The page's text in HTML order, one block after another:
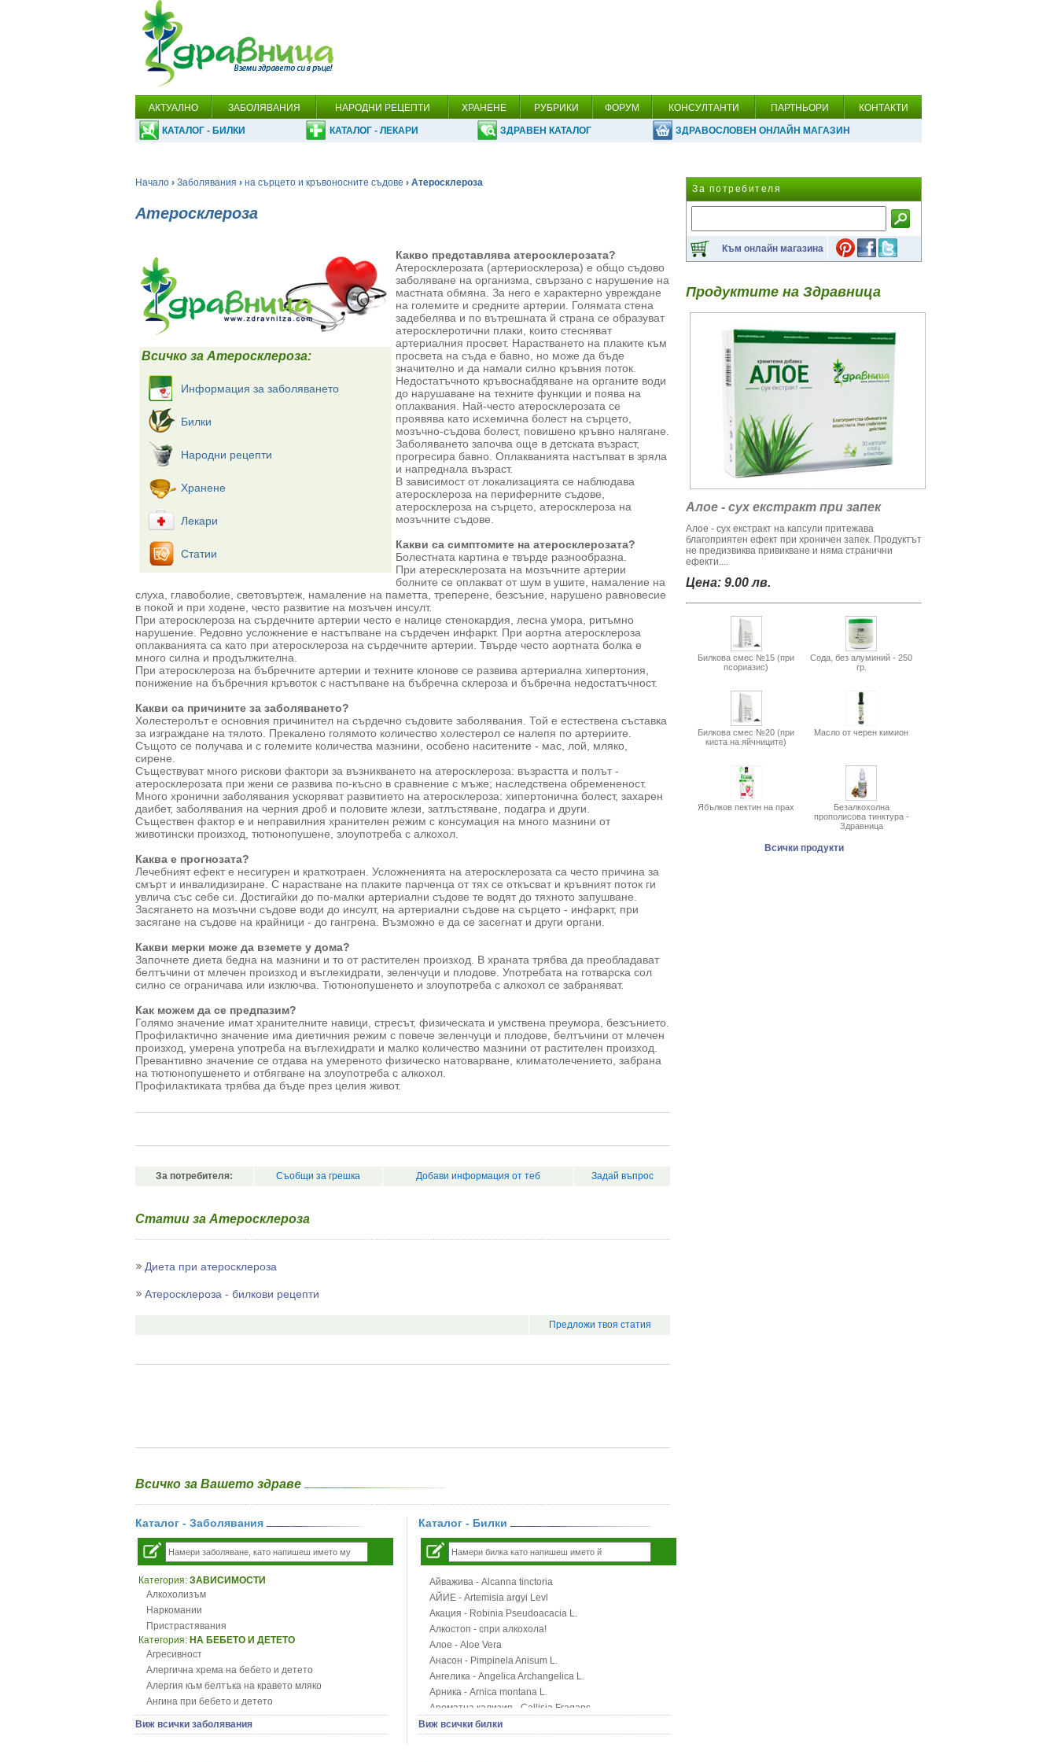
АКТУАЛНО ЗАБОЛЯВАНИЯ НАРОДНИ РЕЦЕПТИ ХРАНЕНЕ РУБРИКИ ФОРУМ КОНСУЛТАНТИ ПАРТНЬОРИ КОНТАКТИ
КАТАЛОГ - БИЛКИ КАТАЛОГ - ЛЕКАРИ ЗДРАВЕН КАТАЛОГ ЗДРАВОСЛОВЕН ОНЛАЙН МАГАЗИН
Начало › Заболявания › на сърцето и кръвоносните съдове › Атеросклероза
Атеросклероза
Всичко за Атеросклероза:
Информация за заболяването
Билки
Народни рецепти
Хранене
Лекари
Статии
Какво представлява атеросклерозата?
Атеросклерозата (артериосклероза) е общо съдово
заболяване на организма, свързано с нарушение на
мастната обмяна. За него е характерно увреждане
на големите и средните артерии. Голямата стена
задебелява и по вътрешната й страна се образуват
атеросклеротични плаки, които стесняват
артериалния просвет. Нарастването на плаките към
просвета на съда е бавно, но може да бъде
значително и да намали силно кръвния поток.
Недостатъчното кръвоснабдяване на органите води
до нарушаване на техните функции и поява на
оплаквания. Най-често атеросклерозата се
проявява като исхемична болест на сърцето,
мозъчно-съдова болест, повишено кръвно налягане.
Заболяването започва още в детската възраст,
прогресира бавно. Оплакванията настъпват в зряла
и напреднала възраст.
В зависимост от локализацията се наблюдава
атеросклероза на периферните съдове,
атеросклероза на сърцето, атеросклероза на
мозъчните съдове.
Какви са симптомите на атеросклерозата?
Болестната картина е твърде разнообразна.
При атересклерозата на мозъчните артерии
болните се оплакват от шум в ушите, намаление на
слуха, главоболие, световъртеж, намаление на паметта, треперене, безсъние, нарушено равновесие
в покой и при ходене, често развитие на мозъчен инсулт.
При атеросклероза на сърдечните артерии често е налице стенокардия, лесна умора, ритъмно
нарушение. Редовно усложнение е настъпване на сърдечен инфаркт. При аортна атеросклероза
оплакванията са като при атеросклероза на сърдечните артерии. Твърде често аортната болка е
много силна и продължителна.
При атеросклероза на бъбречните артерии и техните клонове се развива артериална хипертония,
понижение на бъбречния кръвоток с настъпване на бъбречна склероза и бъбречна недостатъчност.
Какви са причините за заболяването?
Холестеролът е основния причинител на сърдечно съдовите заболявания. Той е естествена съставка
за изграждане на тялото. Прекалено голямото количество холестерол се налепя по артериите.
Същото се получава и с големите количества мазнини, особено наситените - мас, лой, мляко,
сирене.
Съществуват много рискови фактори за възникването на атеросклероза: възрастта и полът -
атеросклерозата при жени се развива по-късно в сравнение с мъже; наследствена обремененост.
Много хронични заболявания ускоряват развитието на атеросклероза: хипертонична болест, захарен
даибет, заболявания на черния дроб и половите жлези, затлъстяване, подагра и други.
Съществен фактор е и неправилния хранителен режим с консумация на много мазнини от
животински произход, тютюнопушене, злоупотреба с алкохол.
Каква е прогнозата?
Лечебният ефект е несигурен и краткотраен. Усложненията на атеросклерозата са често причина за
смърт и инвалидизиране. С нарастване на плаките парченца от тях се откъсват и кръвният поток ги
увлича със себе си. Достигайки до по-малки артериални съдове те водят до тяхното запушване.
Засягането на мозъчни съдове води до инсулт, на артериални съдове на сърцето - инфаркт, при
засягане на съдове на крайници - до гангрена. Възможно е да се засегнат и други органи.
Какви мерки може да вземете у дома?
Започнете диета бедна на мазнини и то от растителен произход. В храната трябва да преобладават
белтъчини от млечен произход и въглехидрати, зеленчуци и плодове. Употребата на готварска сол
силно се ограничава или изключва. Тютюнопушенето и злоупотреба с алкохол се забраняват.
Как можем да се предпазим?
Голямо значение имат хранителните навици, стресът, физическата и умствена преумора, безсънието.
Профилактично значение има диетичния режим с повече зеленчуци и плодове, белтъчини от млечен
произход, умерена употреба на въглехидрати и малко количество мазнини от растителен произход.
Превантивно значение се отдава на умереното физическо натоварване, климатолечението, забрана
на тютюнопушенето и отбягване на злоупотреба с алкохол.
Профилактиката трябва да бъде през целия живот.
За потребителя: Съобщи за грешка Добави информация от теб Задай въпрос
Статии за Атеросклероза
Диета при атеросклероза
Атеросклероза - билкови рецепти
Предложи твоя статия
Всичко за Вашето здраве
Каталог - Заболявания
Категория: ЗАВИСИМОСТИ
Алкохолизъм
Наркомании
Пристрастявания
Категория: НА БЕБЕТО И ДЕТЕТО
Агресивност
Алергична хрема на бебето и детето
Алергия към белтъка на кравето мляко
Ангина при бебето и детето
Анемия при бебето и детето
Апетит - пълни деца
Виж всички заболявания
Каталог - Билки
Айважива - Alcanna tinctoria
АЙИЕ - Artemisia argyi Levl
Акация - Robinia Pseudoacacia L.
Алкостоп - спри алкохола!
Алое - Aloe Vera
Анасон - Pimpinela Anisum L.
Ангелика - Angelica Archangelica L.
Арника - Arnica montana L.
Ароматна кализия - Callisia Fragans
Арония - Sorbus melanocorpa
Виж всички билки
За потребителя
Към онлайн магазина
Продуктите на Здравница
Алое - сух екстракт при запек
Алое - сух екстракт на капсули притежава
благоприятен ефект при хроничен запек. Продуктът
не предизвиква привикване и няма странични
ефекти....
Цена: 9.00 лв.
Билкова смес №15 (при
псориазис)
Сода, без алуминий - 250
гр.
Билкова смес №20 (при
киста на яйчниците)
Масло от черен кимион
Ябълков пектин на прах
Безалкохолна
прополисова тинктура -
Здравница
Всички продукти